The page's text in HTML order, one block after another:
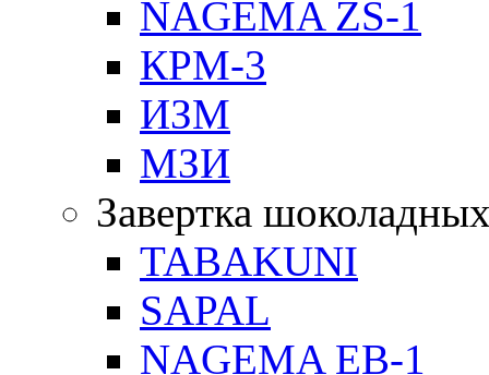
NAGEMA ZS-1
КРМ-3
ИЗМ
МЗИ
Завертка
TABAKUNI
SAPAL
NAGEMA EB-1